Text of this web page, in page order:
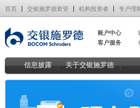
首页 交银施罗德资管 机构投资者 专户理
账户中心
客户服务
信息披露 关于交银施罗德